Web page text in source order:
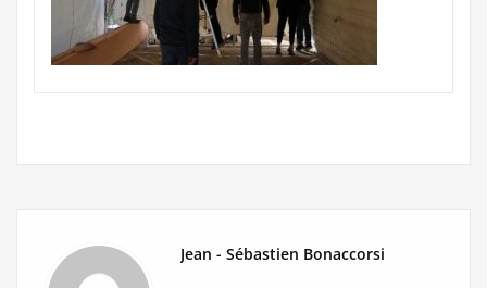
Jean - Sébastien Bonaccorsi